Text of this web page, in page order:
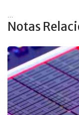
Notas